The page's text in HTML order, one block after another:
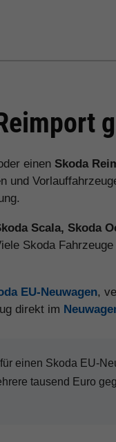
einen Skoda
und
Scala, Skoda
Skoda
EU-Neuwagen,
direkt im
einen Skoda EU-
tausend Euro